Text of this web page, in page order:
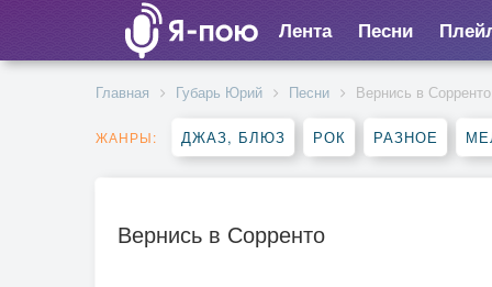
Лента Песни
Главная Губарь Юрий Песни Вернись в Сорренто
ЖАНРЫ: ДЖАЗ, БЛЮЗ РОК РАЗНОЕ
Вернись в Сорренто